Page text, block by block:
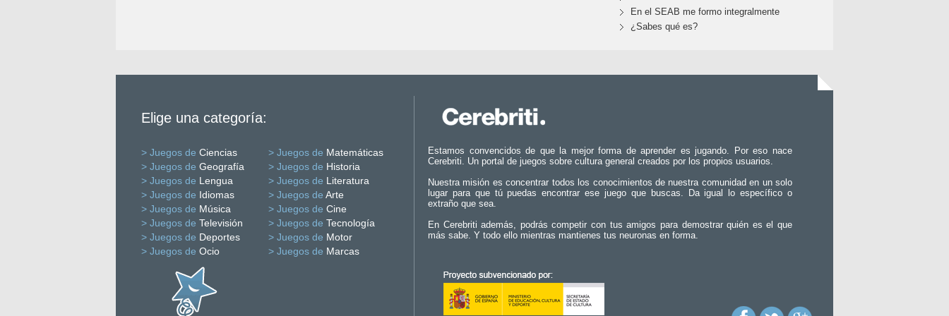
En el SEAB me formo integralmente
¿Sabes qué es?
Elige una categoría:
> Juegos de Ciencias > Juegos de Matemáticas
> Juegos de Geografía > Juegos de Historia
> Juegos de Lengua > Juegos de Literatura
> Juegos de Idiomas > Juegos de Arte
> Juegos de Música > Juegos de Cine
> Juegos de Televisión > Juegos de Tecnología
> Juegos de Deportes > Juegos de Motor
> Juegos de Ocio > Juegos de Marcas
Estamos convencidos de que la mejor forma de aprender es jugando. Por eso nace
Cerebriti. Un portal de juegos sobre cultura general creados por los propios usuarios.
Nuestra misión es concentrar todos los conocimientos de nuestra comunidad en un solo
lugar para que tú puedas encontrar ese juego que buscas. Da igual lo específico o
extraño que sea.
En Cerebriti además, podrás competir con tus amigos para demostrar quién es el que
más sabe. Y todo ello mientras mantienes tus neuronas en forma.